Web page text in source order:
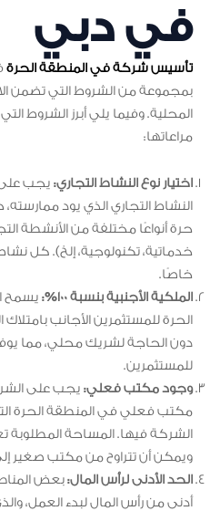
في دبي
تأسيس شركة في المنطقة الحرة
بمجموعة من الشروط التي تضمن
المحلية. وفيما يلي أبرز الشروط
مراعاتها:
اختيار نوع النشاط التجاري: يجب على
النشاط التجاري الذي يود
حرة أنواعًا مختلفة من الأنشطة
خدماتية، تكنولوجية، إلخ). كل
خاصًا.
الملكية الأجنبية بنسبة 100%:
يسمح
دون الحاجة لشريك محلي، مما
للمستثمرين.
وجود مكتب فعلي: يجب على
مكتب فعلي في المنطقة الحرة
الشركة فيها. المساحة المطلوبة
ويمكن أن تتراوح من مكتب صغير
الحد الأدنى لرأس المال:بعض
أدنى من رأس المال لبدء العمل،